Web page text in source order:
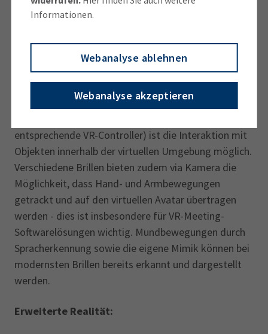
Informationen.
Webanalyse ablehnen
Webanalyse akzeptieren
anspruchsvollere Applikationen dar. Bei diesen ist die
Verbindung mit einem Computer weiterhin
Ein wichtiger Bestandteil der Virtuellen Realität ist
die Interaktion. Unter Zuhilfenahme von
entsprechende VR-Controller) ist die Interaktion mit
Objekten innerhalb der virtuellen Umgebung möglich.
Verschiedene Brillen bieten zudem via Kamera die
Möglichkeit, dass Hand- und Armbewegungen
getrackt und auf den virtuellen Avatar übertragen
werden - dies ist insbesondere für VR-Meeting-
Softwarelösungen wichtig. Mundbewegungen durch
Spracherkennung sowie die eigene Mimik können bei
modernsten Brillen bereits erkannt und dargestellt
werden.
Erweiterte Realität: